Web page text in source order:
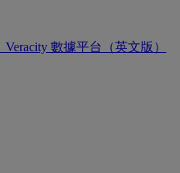
Veracity 數據平台（英文版）